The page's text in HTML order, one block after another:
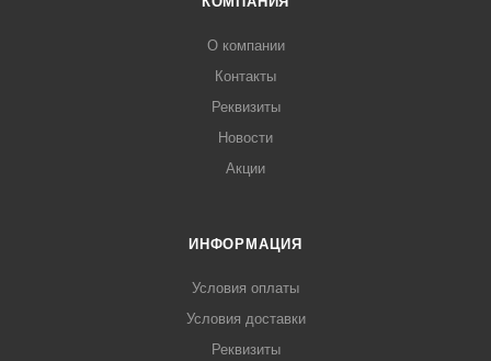
комплиментов от повара.О компании
Контакты
Реквизиты
Новости
Акции
ИНФОРМАЦИЯ
Условия оплаты
Условия доставки
Реквизиты